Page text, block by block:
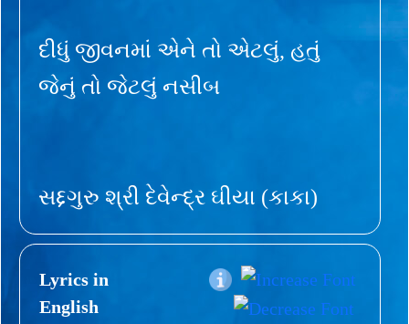
દીધું જીવનમાં એને તો એટલું, હતું
જેનું તો જેટલું નસીબ
સદ્દગુરુ શ્રી દેવેન્દ્ર ઘીયા (કાકા)
Lyrics in
English